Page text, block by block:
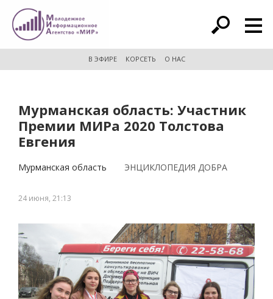
расширенный поиск
В ЭФИРЕ КОРСЕТЬ О НАС
Мурманская область: Участник
Премии МИРа 2020 Толстова
Евгения
Мурманская область ЭНЦИКЛОПЕДИЯ ДОБРА
24 июня, 21:13